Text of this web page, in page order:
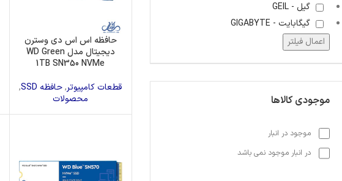
گیل - GEIL
گیگابایت - GIGABYTE
اعمال فیلتر
موجودی کالاها
موجود در انبار
در انبار موجود نمی باشد
حافظه اس اس دی وسترن
دیجیتال مدل WD Green
1TB SN350 NVMe
قطعات کامپیوتر,حافظه SSD
,
محصولات